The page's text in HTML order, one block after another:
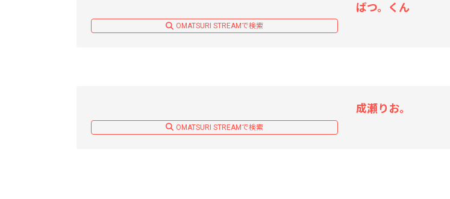
OMATSURI STREAMで検索
ばつ。くん
OMATSURI STREAMで検索
成瀬りお。